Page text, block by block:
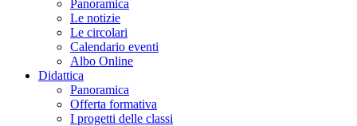
Panoramica
Le notizie
Le circolari
Calendario eventi
Albo Online
Didattica
Panoramica
Offerta formativa
I progetti delle classi